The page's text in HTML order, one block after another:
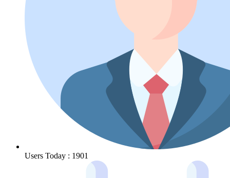
Users Today : 1901